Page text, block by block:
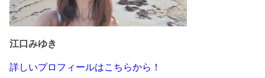
江口みゆき
詳しいプロフィールはこちらから！